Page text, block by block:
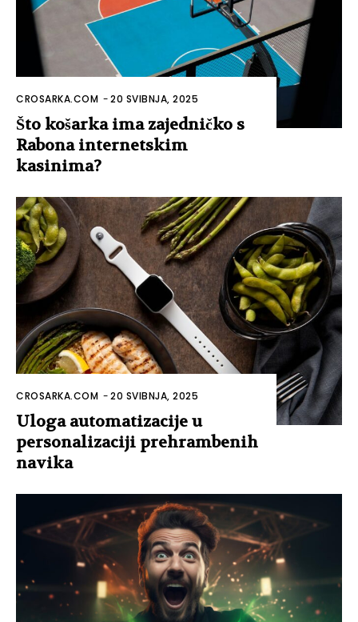
CROSARKA.COM -20 SVIBNJA, 2025
Što košarka ima zajedničko s
Rabona internetskim
kasinima?
CROSARKA.COM -20 SVIBNJA, 2025
Uloga automatizacije u
personalizaciji prehrambenih
navika